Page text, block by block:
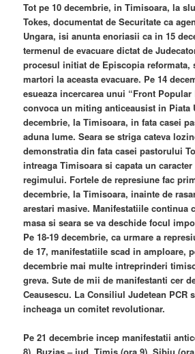
Tot pe 10 decembrie, in Timisoara, la
Tokes, documentat de Securitate ca
Ungara, isi anunta enoriasii ca in 15
termenul de evacuare dictat de
procesul initiat de Episcopia reformata,
martori la aceasta evacuare. Pe 14
esueaza incercarea unui “Front Popular
convoca un miting anticeausist in Piata
decembrie, la Timisoara, in fata casei
aduna lume. Seara se striga cateva
demonstratia din fata casei pastorului
intreaga Timisoara si capata un
regimului. Fortele de represiune fac
decembrie, la Timisoara, inainte de
arestari masive. Manifestatiile continua
masa si seara se va deschide focul
Pe 18-19 decembrie, ca urmare a
de 17, manifestatiile scad in amploare,
decembrie mai multe intreprinderi
greva. Sute de mii de manifestanti cer
Ceausescu. La Consiliul Judetean PCR
incheaga un comitet revolutionar.
Pe 21 decembrie incep manifestatii